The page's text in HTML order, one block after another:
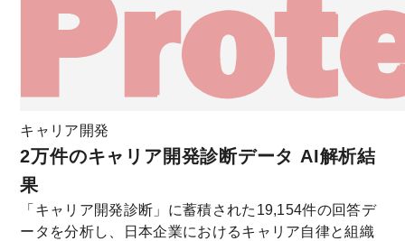
キャリア開発
2万件のキャリア開発診断データ AI解析結
果
「キャリア開発診断」に蓄積された19,154件の回答デ
ータを分析し、日本企業におけるキャリア自律と組織